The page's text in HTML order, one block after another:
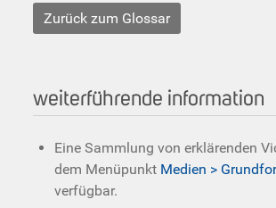
Zurück zum Glossar
weiterführende information
Eine Sammlung von erklärenden
dem Menüpunkt Medien >
verfügbar.